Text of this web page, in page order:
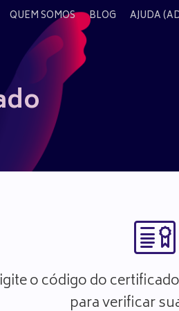
QUEM SOMOS BLOG AJUDA
o código do
para verificar